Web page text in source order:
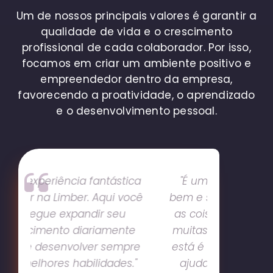
Um de nossos principais valores é garantir a
qualidade de vida e o crescimento
profissional de cada colaborador. Por isso,
focamos em criar um ambiente positivo e
empreendedor dentro da empresa,
favorecendo a proatividade, o aprendizado
e o desenvolvimento pessoal.
"É um lugar onde me sinto
bem e sou motivado em fazer
as coisas acontecerem; Das
muitas empresas que passei
está é onde eu quero estar e
ajudar a Limber a crescer."